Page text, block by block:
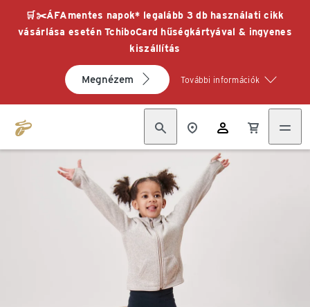
🛒✂️ÁFAmentes napok* legalább 3 db használati cikk
vásárlása esetén TchiboCard hűségkártyával & ingyenes
kiszállítás
Megnézem További információk